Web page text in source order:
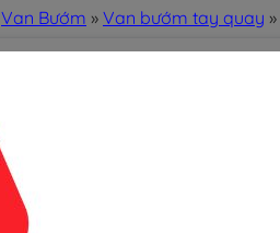
Van Bướm » Van bướm tay quay »